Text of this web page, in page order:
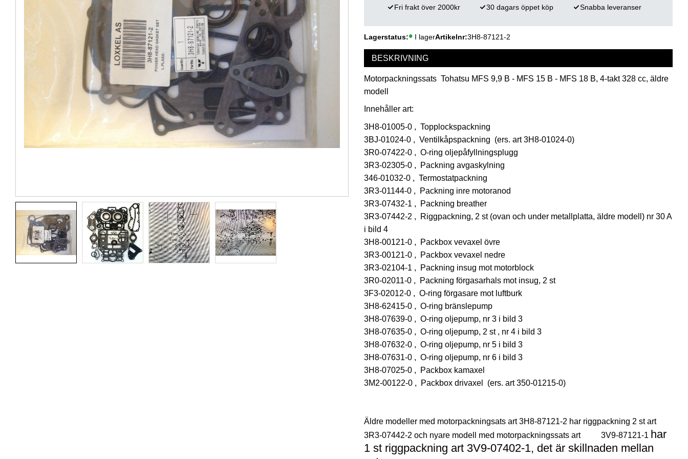
Lagerstatus I lagerArtikelnr 3H8-87121-2
Fri frakt över 2000kr 30 dagars öppet köp Snabba leveranser
BESKRIVNING
Motorpackningssats Tohatsu MFS 9,9 B - MFS 15 B - MFS 18 B, 4-takt 328 cc, äldre
modell
Innehåller art:
3H8-01005-0 , Topplockspackning
3BJ-01024-0 , Ventilkåpspackning (ers. art 3H8-01024-0)
3R0-07422-0 , O-ring oljepåfyllningsplugg
3R3-02305-0 , Packning avgaskylning
346-01032-0 , Termostatpackning
3R3-01144-0 , Packning inre motoranod
3R3-07432-1 , Packning breather
3R3-07442-2 , Riggpackning, 2 st (ovan och under metallplatta, äldre modell) nr 30 A
i bild 4
3H8-00121-0 , Packbox vevaxel övre
3R3-00121-0 , Packbox vevaxel nedre
3R3-02104-1 , Packning insug mot motorblock
3R0-02011-0 , Packning förgasarhals mot insug, 2 st
3F3-02012-0 , O-ring förgasare mot luftburk
3H8-62415-0 , O-ring bränslepump
3H8-07639-0 , O-ring oljepump, nr 3 i bild 3
3H8-07635-0 , O-ring oljepump, 2 st , nr 4 i bild 3
3H8-07632-0 , O-ring oljepump, nr 5 i bild 3
3H8-07631-0 , O-ring oljepump, nr 6 i bild 3
3H8-07025-0 , Packbox kamaxel
3M2-00122-0 , Packbox drivaxel (ers. art 350-01215-0)
Äldre modeller med motorpackningsats art 3H8-87121-2 har riggpackning 2 st art
3R3-07442-2 och nyare modell med motorpackningssats art 3V9-87121-1 har
1 st riggpackning art 3V9-07402-1, det är skillnaden mellan